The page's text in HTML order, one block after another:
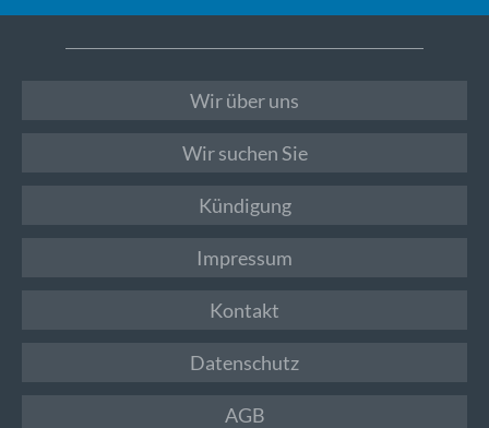
Wir über uns
Wir suchen Sie
Kündigung
Impressum
Kontakt
Datenschutz
AGB